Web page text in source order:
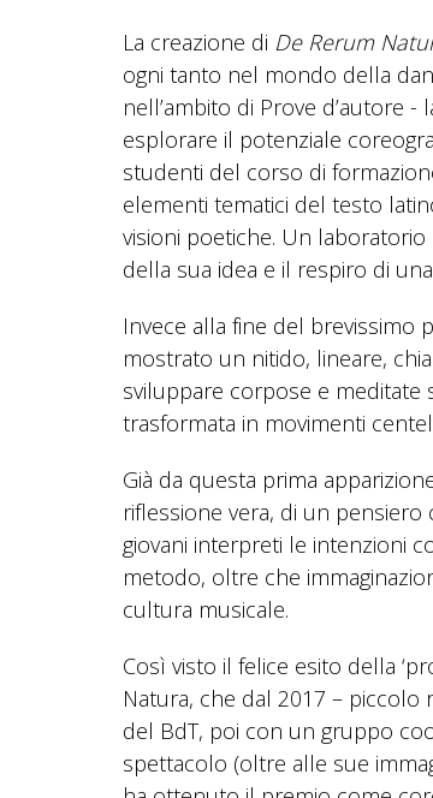
La creazione di De Rerum
ogni tanto nel mondo della
nell’ambito di Prove d’autore
esplorare il potenziale
studenti del corso di
elementi tematici del testo
visioni poetiche. Un
della sua idea e il respiro di
Invece alla fine del brevissimo
mostrato un nitido, lineare,
sviluppare corpose e meditate
trasformata in movimenti
Già da questa prima
riflessione vera, di un
giovani interpreti le intenzioni
metodo, oltre che
cultura musicale.
Così visto il felice esito della
Natura, che dal 2017 – piccolo
del BdT, poi con un gruppo
spettacolo (oltre alle sue